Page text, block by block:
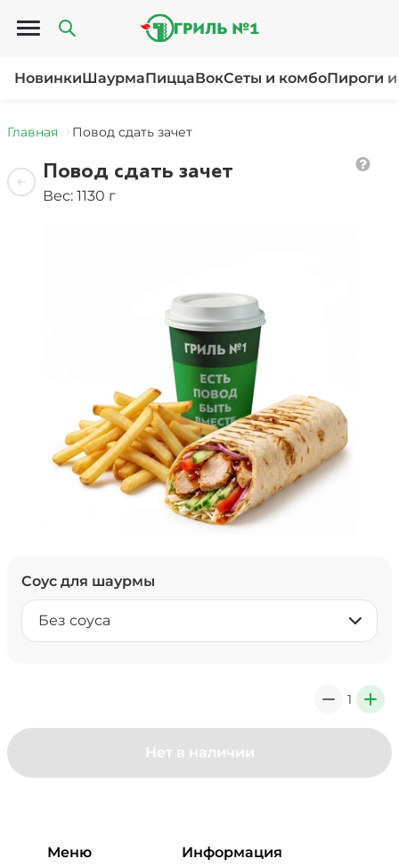
Открыть меню
НовинкиШаурмаПиццаВокСеты и комбоПироги
Главная Повод сдать зачет
Повод сдать зачет
Вес: 1130 г
Соус для шаурмы
Без соуса
1 +
Нет в наличии
Меню Информация